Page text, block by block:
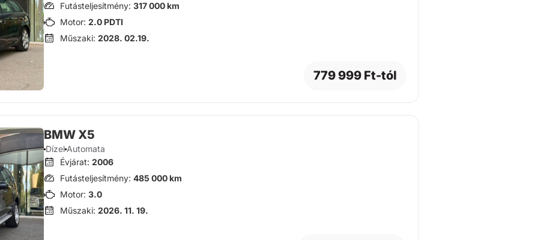
Futásteljesítmény:317 000 km
Motor:2.0 PDTI
Műszaki:2028. 02.19.
779 999 Ft-tól
BMW X5
DízelAutomata
Évjárat:2006
Futásteljesítmény:485 000 km
Motor:3.0
Műszaki:2026. 11. 19.